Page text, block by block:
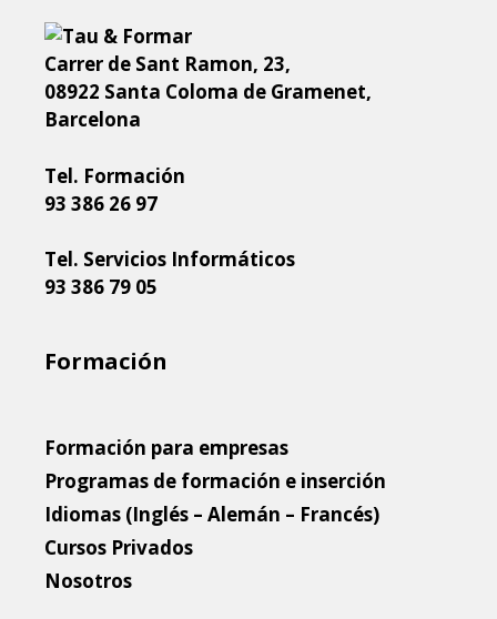
Carrer de Sant Ramon, 23,
08922 Santa Coloma de Gramenet,
Barcelona
Tel. Formación
93 386 26 97
Tel. Servicios Informáticos
93 386 79 05
Formación
Formación para empresas
Programas de formación e inserción
Idiomas (Inglés – Alemán – Francés)
Cursos Privados
Nosotros